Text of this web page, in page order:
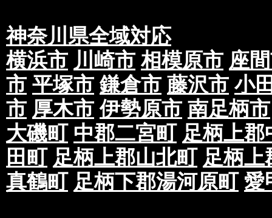
神奈川県全域対応
横浜市 川崎市 相模原市 座
市 平塚市 鎌倉市 藤沢市 小
市 厚木市 伊勢原市 南足柄市
大磯町 中郡二宮町 足柄上郡
田町 足柄上郡山北町 足柄上
真鶴町 足柄下郡湯河原町 愛